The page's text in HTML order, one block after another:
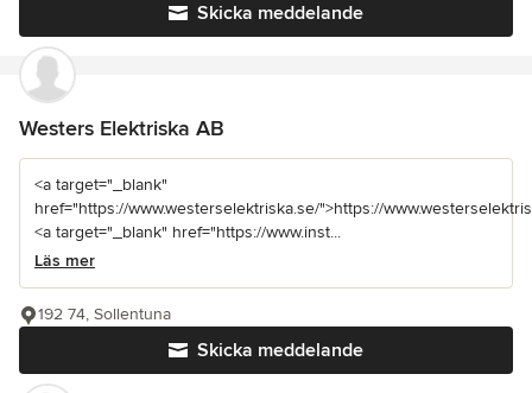
Skicka meddelande
Westers Elektriska AB
<a target="_blank"
href="https://www.westerselektriska.se/">https://
<a target="_blank" href="https://www.inst...
Läs mer
Skicka meddelande
192 74, Sollentuna